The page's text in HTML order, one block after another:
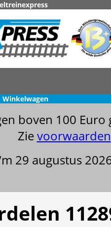
Winkelwagen
boven 100
Zievoorwaarden
29 augustus